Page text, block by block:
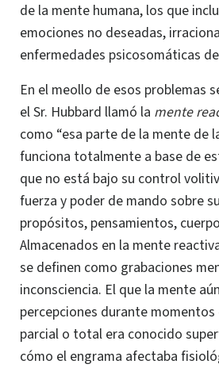
de la mente humana, los que
emociones no deseadas,
enfermedades psicosomáticas
En el meollo de esos problemas
el Sr. Hubbard llamó la mente
como “esa parte de la mente de
funciona totalmente a base de
que no está bajo su control
fuerza y poder de mando sobre
propósitos, pensamientos,
Almacenados en la mente
se definen como grabaciones
inconsciencia. El que la mente
percepciones durante momentos
parcial o total era conocido
cómo el engrama afectaba